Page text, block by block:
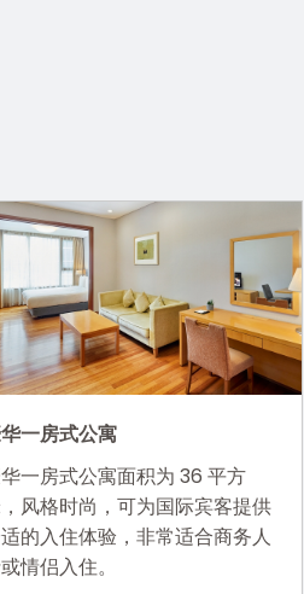
一房式公寓
一房式公寓面积为 36 平方
风格时尚，可为国际宾客提供
的入住体验，非常适合商务人
情侣入住。